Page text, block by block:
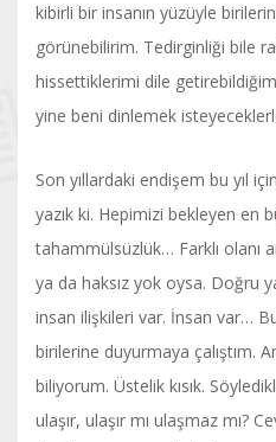
kibirli bir insanın yüzüyle
görünebilirim. Tedirginliği bile
hissettiklerimi dile
yine beni dinlemek
Son yıllardaki endişem bu yıl
yazık ki. Hepimizi bekleyen en
tahammülsüzlük… Farklı olanı
ya da haksız yok oysa. Doğru
insan ilişkileri var. İnsan var…
birilerine duyurmaya çalıştım.
biliyorum. Üstelik kısık.
ulaşır, ulaşır mı ulaşmaz mı?